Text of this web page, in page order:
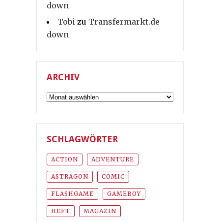
down
Tobi zu Transfermarkt.de
down
ARCHIV
Archiv
SCHLAGWÖRTER
ACTION ADVENTURE
ASTRAGON COMIC
FLASHGAME GAMEBOY
HEFT MAGAZIN